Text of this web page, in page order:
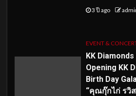
3 ปี ago
EVENT &
KK
Opening KK
Birth Day
“คุณกุ๊กไก่ รวิ